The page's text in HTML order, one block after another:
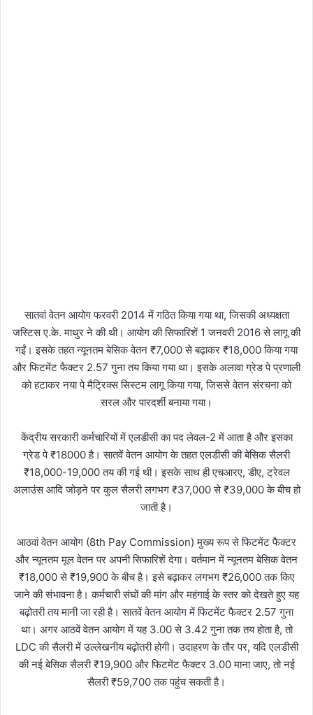
सातवां वेतन आयोग फरवरी 2014 में गठित किया गया था, जिसकी अध्यक्षता
जस्टिस ए.के. माथुर ने की थी। आयोग की सिफारिशें 1 जनवरी 2016 से लागू की
गईं। इसके तहत न्यूनतम बेसिक वेतन ₹7,000 से बढ़ाकर ₹18,000 किया गया
और फिटमेंट फैक्टर 2.57 गुना तय किया गया था। इसके अलावा ग्रेड पे प्रणाली
को हटाकर नया पे मैट्रिक्स सिस्टम लागू किया गया, जिससे वेतन संरचना को
सरल और पारदर्शी बनाया गया।
केंद्रीय सरकारी कर्मचारियों में एलडीसी का पद लेवल-2 में आता है और इसका
ग्रेड पे ₹18000 है। सातवें वेतन आयोग के तहत एलडीसी की बेसिक सैलरी
₹18,000-19,000 तय की गई थी। इसके साथ ही एचआरए, डीए, ट्रेवल
अलाउंस आदि जोड़ने पर कुल सैलरी लगभग ₹37,000 से ₹39,000 के बीच हो
जाती है।
आठवां वेतन आयोग (8th Pay Commission) मुख्य रूप से फिटमेंट फैक्टर
और न्यूनतम मूल वेतन पर अपनी सिफारिशें देगा। वर्तमान में न्यूनतम बेसिक वेतन
₹18,000 से ₹19,900 के बीच है। इसे बढ़ाकर लगभग ₹26,000 तक किए
जाने की संभावना है। कर्मचारी संघों की मांग और महंगाई के स्तर को देखते हुए यह
बढ़ोतरी तय मानी जा रही है। सातवें वेतन आयोग में फिटमेंट फैक्टर 2.57 गुना
था। अगर आठवें वेतन आयोग में यह 3.00 से 3.42 गुना तक तय होता है, तो
LDC की सैलरी में उल्लेखनीय बढ़ोतरी होगी। उदाहरण के तौर पर, यदि एलडीसी
की नई बेसिक सैलरी ₹19,900 और फिटमेंट फैक्टर 3.00 माना जाए, तो नई
सैलरी ₹59,700 तक पहुंच सकती है।